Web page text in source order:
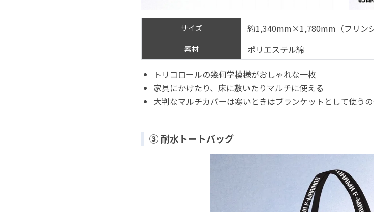
サイズ 約1,340mm×1,780mm（フリンジ
素材 ポリエステル綿
トリコロールの幾何学模様がおしゃれな一枚
家具にかけたり、床に敷いたりマルチに使える
大判なマルチカバーは寒いときはブランケットとして使う
③ 耐水トートバッグ